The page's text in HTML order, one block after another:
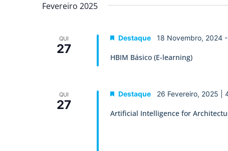
Eventos
Fevereiro 2025
QUI
27
HBIM Básico (E-learning)
Destaque 18 Novembro, 2024-
QUI
27
Artificial Intelligence for
Destaque 26 Fevereiro, 2025 |